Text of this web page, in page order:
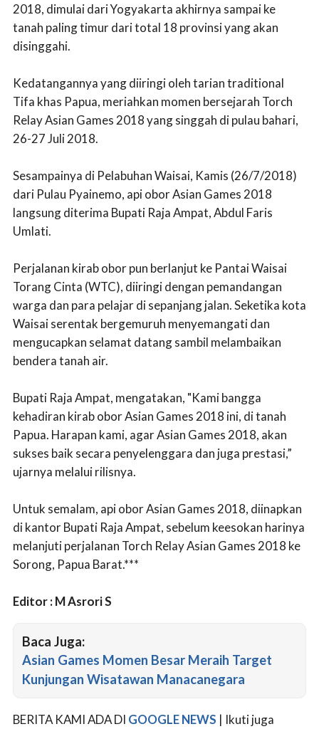
2018, dimulai dari Yogyakarta akhirnya sampai ke
tanah paling timur dari total 18 provinsi yang akan
disinggahi.
Kedatangannya yang diiringi oleh tarian traditional
Tifa khas Papua, meriahkan momen bersejarah Torch
Relay Asian Games 2018 yang singgah di pulau bahari,
26-27 Juli 2018.
Sesampainya di Pelabuhan Waisai, Kamis (26/7/2018)
dari Pulau Pyainemo, api obor Asian Games 2018
langsung diterima Bupati Raja Ampat, Abdul Faris
Umlati.
Perjalanan kirab obor pun berlanjut ke Pantai Waisai
Torang Cinta (WTC), diiringi dengan pemandangan
warga dan para pelajar di sepanjang jalan. Seketika kota
Waisai serentak bergemuruh menyemangati dan
mengucapkan selamat datang sambil melambaikan
bendera tanah air.
Bupati Raja Ampat, mengatakan, "Kami bangga
kehadiran kirab obor Asian Games 2018 ini, di tanah
Papua. Harapan kami, agar Asian Games 2018, akan
sukses baik secara penyelenggara dan juga prestasi,”
ujarnya melalui rilisnya.
Untuk semalam, api obor Asian Games 2018, diinapkan
di kantor Bupati Raja Ampat, sebelum keesokan harinya
melanjuti perjalanan Torch Relay Asian Games 2018 ke
Sorong, Papua Barat.***
Editor : M Asrori S
Baca Juga:
Asian Games Momen Besar Meraih Target
Kunjungan Wisatawan Manacanegara
BERITA KAMI ADA DI GOOGLE NEWS | Ikuti juga